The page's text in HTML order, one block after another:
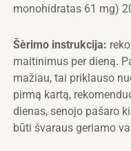
monohidratas 61 mg)
Šėrimo instrukcija:
maitinimus per dieną.
mažiau, tai priklauso
pirmą kartą,
dienas, senojo pašaro
būti švaraus geriamo